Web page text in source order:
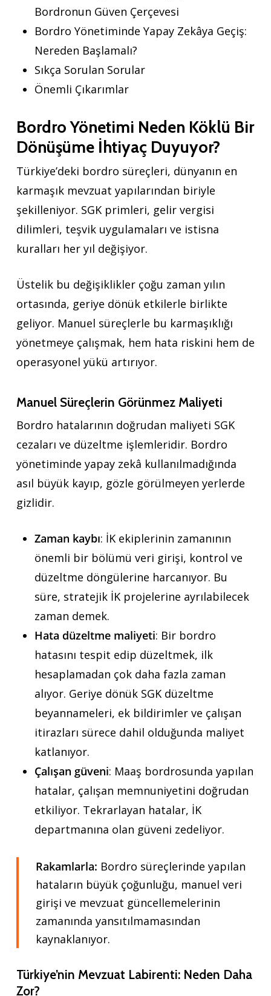
Bordronun Güven Çerçevesi
Bordro Yönetiminde Yapay Zekâya Geçiş:
Nereden Başlamalı?
Sıkça Sorulan Sorular
Önemli Çıkarımlar
Bordro Yönetimi Neden Köklü Bir
Dönüşüme İhtiyaç Duyuyor?
Türkiye’deki bordro süreçleri, dünyanın en
karmaşık mevzuat yapılarından biriyle
şekilleniyor. SGK primleri, gelir vergisi
dilimleri, teşvik uygulamaları ve istisna
kuralları her yıl değişiyor.
Üstelik bu değişiklikler çoğu zaman yılın
ortasında, geriye dönük etkilerle birlikte
geliyor. Manuel süreçlerle bu karmaşıklığı
yönetmeye çalışmak, hem hata riskini hem de
operasyonel yükü artırıyor.
Manuel Süreçlerin Görünmez Maliyeti
Bordro hatalarının doğrudan maliyeti SGK
cezaları ve düzeltme işlemleridir. Bordro
yönetiminde yapay zekâ kullanılmadığında
asıl büyük kayıp, gözle görülmeyen yerlerde
gizlidir.
Zaman kaybı: İK ekiplerinin zamanının
önemli bir bölümü veri girişi, kontrol ve
düzeltme döngülerine harcanıyor. Bu
süre, stratejik İK projelerine ayrılabilecek
zaman demek.
Hata düzeltme maliyeti: Bir bordro
hatasını tespit edip düzeltmek, ilk
hesaplamadan çok daha fazla zaman
alıyor. Geriye dönük SGK düzeltme
beyannameleri, ek bildirimler ve çalışan
itirazları sürece dahil olduğunda maliyet
katlanıyor.
Çalışan güveni: Maaş bordrosunda yapılan
hatalar, çalışan memnuniyetini doğrudan
etkiliyor. Tekrarlayan hatalar, İK
departmanına olan güveni zedeliyor.
Rakamlarla: Bordro süreçlerinde yapılan
hataların büyük çoğunluğu, manuel veri
girişi ve mevzuat güncellemelerinin
zamanında yansıtılmamasından
kaynaklanıyor.
Türkiye’nin Mevzuat Labirenti: Neden Daha
Zor?